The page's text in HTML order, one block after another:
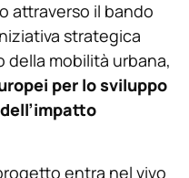
attraverso il bando
strategica
mobilità urbana,
per lo sviluppo
entra nel vivo